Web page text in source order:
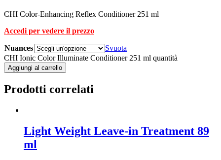
CHI Color-Enhancing Reflex Conditioner 251 ml
Accedi per vedere il prezzo
Nuances
Svuota
CHI Ionic Color Illuminate Conditioner 251 ml quantità
Aggiungi al carrello
Prodotti correlati
Light Weight Leave-in Treatment 89
ml